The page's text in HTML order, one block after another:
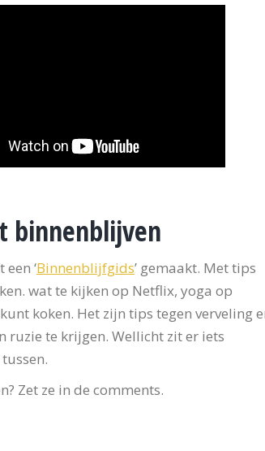
binnenblijven
‘Binnenblijfgids’ gemaakt. Met tips
wat te kijken op Netflix, yoga op
koken. Het zijn tips tegen verveling
ruzie te krijgen. Wellicht zit er iets
Zet ze in de comments.